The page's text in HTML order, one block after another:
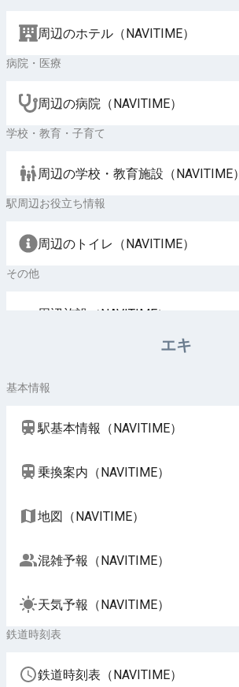
周辺のホテル（NAVITIME）
病院・医療
周辺の病院（NAVITIME）
学校・教育・子育て
周辺の学校・教育施設（NAVITIME）
駅周辺お役立ち情報
周辺のトイレ（NAVITIME）
その他
周辺施設（NAVITIME）
エキ
基本情報
駅基本情報（NAVITIME）
乗換案内（NAVITIME）
地図（NAVITIME）
混雑予報（NAVITIME）
天気予報（NAVITIME）
鉄道時刻表
鉄道時刻表（NAVITIME）